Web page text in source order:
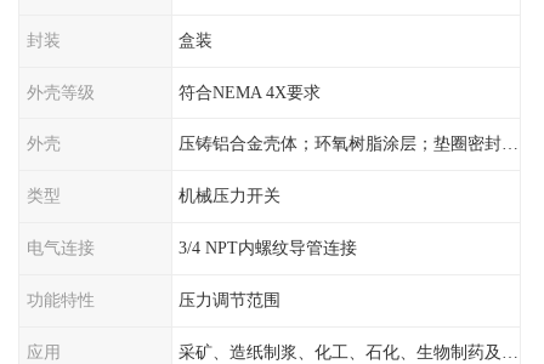
封装 盒装
外壳等级 符合NEMA 4X要求
外壳 压铸铝合金壳体；环氧树脂涂层；垫圈密封；卡紧螺丝
类型 机械压力开关
电气连接 3/4 NPT内螺纹导管连接
功能特性 压力调节范围
应用